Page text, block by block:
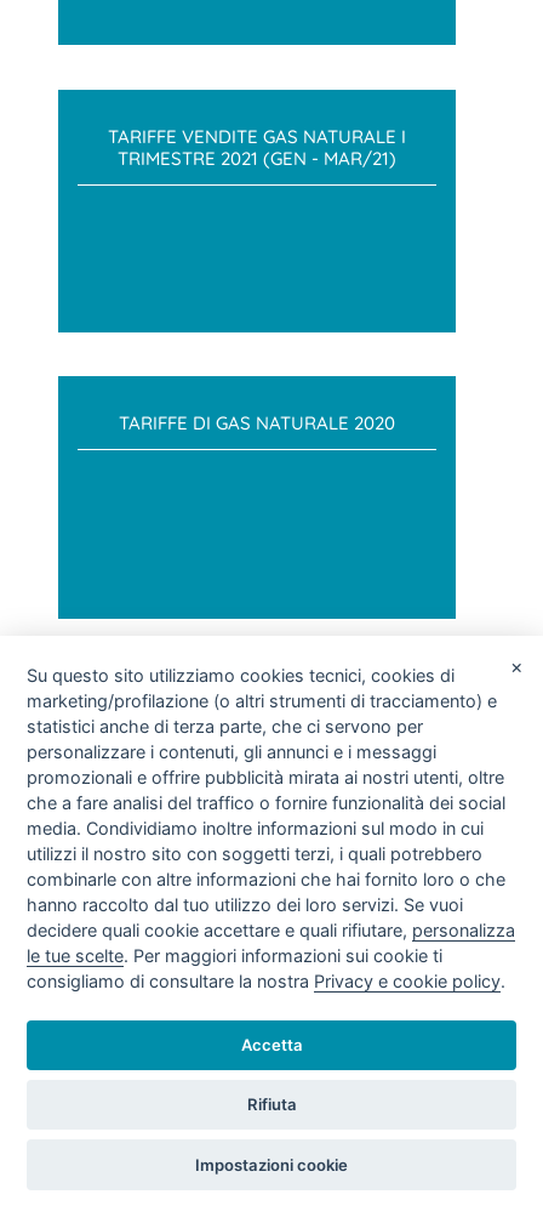
TARIFFE VENDITE GAS NATURALE I
TRIMESTRE 2021 (GEN - MAR/21)
TARIFFE DI GAS NATURALE 2020
TARIFFE VENDITE GAS NATURALE IV
TRIMESTRE 2020 (OTT - DIC/20)
TARIFFE VENDITE GAS NATURALE III
TRIMESTRE 2020 (LUG - SET/20)
Su questo sito utilizziamo cookies tecnici, cookies di
marketing/profilazione (o altri strumenti di tracciamento) e
statistici anche di terza parte, che ci servono per
personalizzare i contenuti, gli annunci e i messaggi
promozionali e offrire pubblicità mirata ai nostri utenti, oltre
che a fare analisi del traffico o fornire funzionalità dei social
media. Condividiamo inoltre informazioni sul modo in cui
utilizzi il nostro sito con soggetti terzi, i quali potrebbero
combinarle con altre informazioni che hai fornito loro o che
hanno raccolto dal tuo utilizzo dei loro servizi. Se vuoi
decidere quali cookie accettare e quali rifiutare, personalizza
le tue scelte. Per maggiori informazioni sui cookie ti
consigliamo di consultare la nostra Privacy e cookie policy.
Accetta
Rifiuta
Impostazioni cookie
×